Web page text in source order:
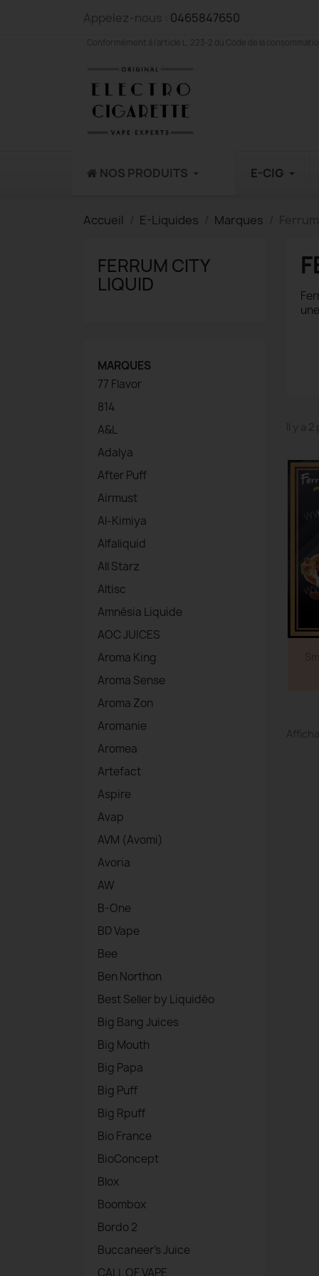
Appelez-nous : 0465847650
Conformément à l'article L. 223-2 du Code de la
NOS PRODUITS E-CIG
Accueil E-Liquides Marques
FERRUM CITY
LIQUID
MARQUES
77 Flavor
814
A&L
Adalya
After Puff
Airmust
Al-Kimiya
Alfaliquid
All Starz
Altisc
Amnésia Liquide
AOC JUICES
Aroma King
Aroma Sense
Aroma Zon
Aromanie
Aromea
Artefact
Aspire
Avap
AVM (Avomi)
Avoria
AW
B-One
BD Vape
Bee
Ben Northon
Best Seller by Liquidéo
Big Bang Juices
Big Mouth
Big Papa
Big Puff
Big Rpuff
Bio France
BioConcept
Blox
Boombox
Bordo 2
Buccaneer's Juice
Il y a